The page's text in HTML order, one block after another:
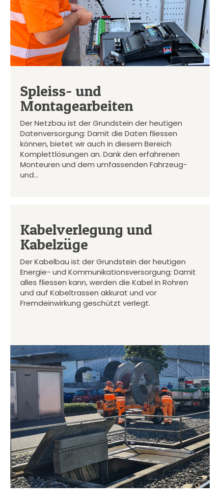
Spleiss- und
Montagearbeiten
Der Netzbau ist der Grundstein der heutigen
Datenversorgung: Damit die Daten fliessen
können, bietet wir auch in diesem Bereich
Komplettlösungen an. Dank den erfahrenen
Monteuren und dem umfassenden Fahrzeug-
und…
Kabelverlegung und
Kabelzüge
Der Kabelbau ist der Grundstein der heutigen
Energie- und Kommunikationsversorgung: Damit
alles fliessen kann, werden die Kabel in Rohren
und auf Kabeltrassen akkurat und vor
Fremdeinwirkung geschützt verlegt.